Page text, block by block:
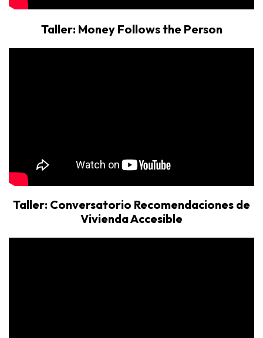
Taller: Money Follows the Person
Taller: Conversatorio Recomendaciones de
Vivienda Accesible